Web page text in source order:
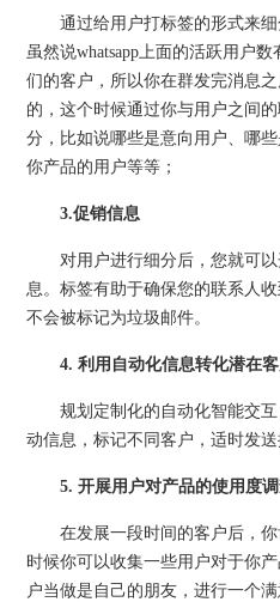
通过给用户打标签的形式来细
虽然说whatsapp上面的活跃用户
们的客户，所以你在群发完消息
的，这个时候通过你与用户之间
分，比如说哪些是意向用户、哪
你产品的用户等等；
3.促销信息
对用户进行细分后，您就可以
息。标签有助于确保您的联系人
不会被标记为垃圾邮件。
4. 利用自动化信息转化潜在
规划定制化的自动化智能交互
动信息，标记不同客户，适时发送
5. 开展用户对产品的使用度
在发展一段时间的客户后，你
时候你可以收集一些用户对于你
户当做是自己的朋友，进行一个满